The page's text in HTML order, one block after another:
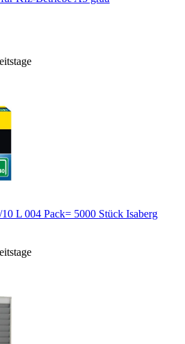
L 004 Pack= 5000 Stück Isaberg